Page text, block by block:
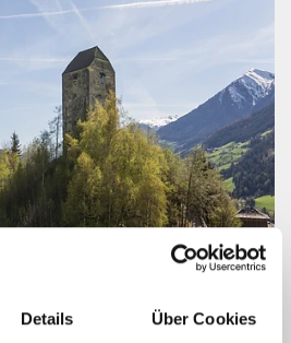
Details Über Cookies
Mittelalter bewachte einst den Weg auf